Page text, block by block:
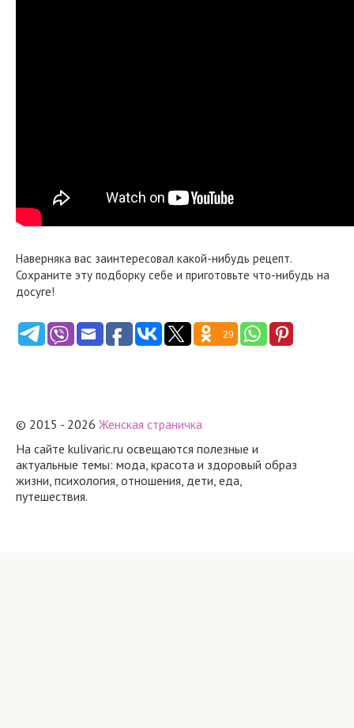
Наверняка вас заинтересовал какой-нибудь рецепт.
Сохраните эту подборку себе и приготовьте что-нибудь на
досуге!
29
© 2015 - 2026 Женская страничка
На сайте kulivaric.ru освещаются полезные и
актуальные темы: мода, красота и здоровый образ
жизни, психология, отношения, дети, еда,
путешествия.